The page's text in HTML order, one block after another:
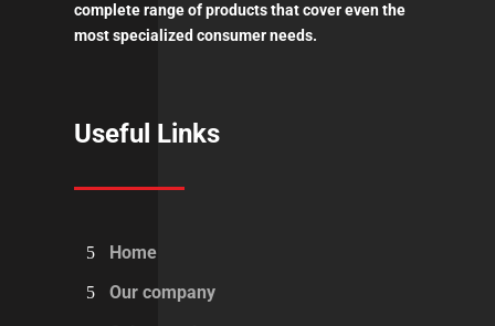
complete range of products that cover even the
most specialized consumer needs.
Useful Links
Home
Our company